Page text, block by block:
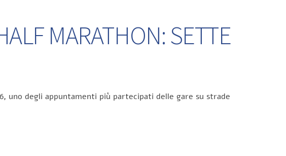
MARATHON: SETTE
uno degli appuntamenti più partecipati delle gare su strade